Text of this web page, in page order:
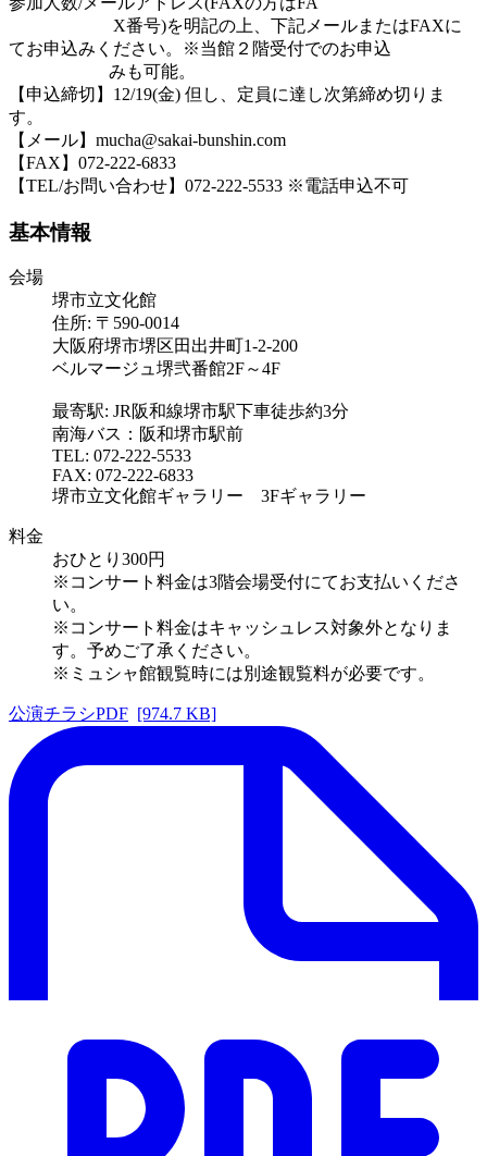
X番号)を明記の上、下記メールまたはFAXに
てお申込みください。※当館２階受付でのお申込
みも可能。
【申込締切】12/19(金) 但し、定員に達し次第締め切りま
す。
【メール】mucha@sakai-bunshin.com
【FAX】072-222-6833
【TEL/お問い合わせ】072-222-5533 ※電話申込不可
基本情報
会場
堺市立文化館
住所: 〒590-0014
大阪府堺市堺区田出井町1-2-200
ベルマージュ堺弐番館2F～4F
最寄駅: JR阪和線堺市駅下車徒歩約3分
南海バス：阪和堺市駅前
TEL: 072-222-5533
FAX: 072-222-6833
堺市立文化館ギャラリー 3Fギャラリー
料金
おひとり300円
※コンサート料金は3階会場受付にてお支払いくださ
い。
※コンサート料金はキャッシュレス対象外となりま
す。予めご了承ください。
※ミュシャ館観覧時には別途観覧料が必要です。
公演チラシPDF [974.7 KB]